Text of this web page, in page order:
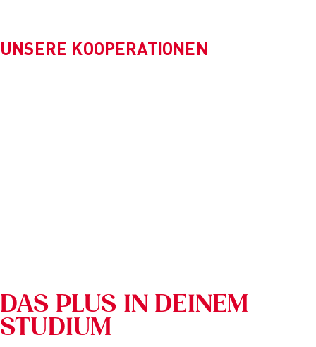
UNSERE KOOPERATIONEN
DAS PLUS IN DEINEM
STUDIUM